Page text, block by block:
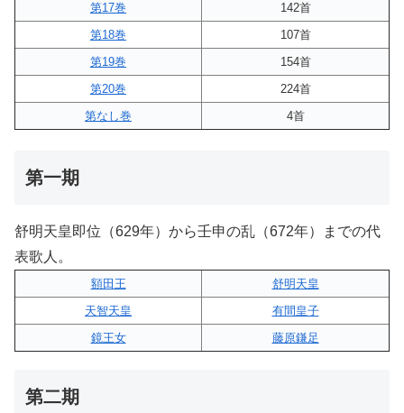
第17巻
142首
第18巻
107首
第19巻
154首
第20巻
224首
第なし巻
4首
第一期
舒明天皇即位（629年）から壬申の乱（672年）までの代
表歌人。
額田王
舒明天皇
天智天皇
有間皇子
鏡王女
藤原鎌足
第二期